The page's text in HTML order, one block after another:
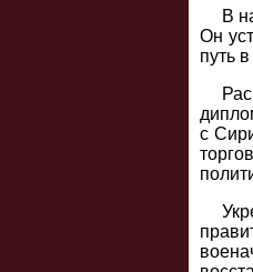
В
Он
путь
с